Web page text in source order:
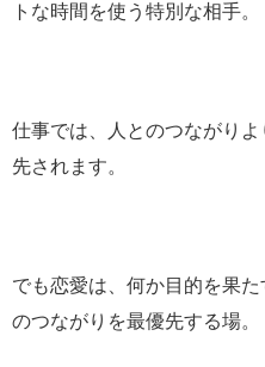
トな時間を使う特別な相手。
仕事では、人とのつながり
先されます。
でも恋愛は、何か目的を果
のつながりを最優先する場。